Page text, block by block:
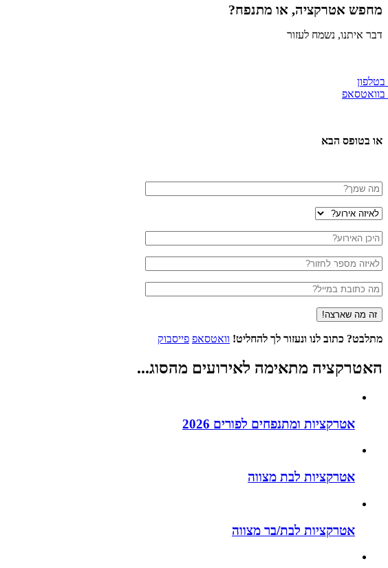
מחפש אטרקציה, או מתנפח?
דבר איתנו, נשמח לעזור
בטלפון
בוואטסאפ
או בטופס הבא
מתלבט? כתוב לנו ונעזור לך להחליט! וואטסאפ פייסבוק
האטרקציה מתאימה לאירועים מהסוג...
אטרקציות ומתנפחים לפורים 2026
אטרקציות לבת מצווה
אטרקציות לבת/בר מצווה